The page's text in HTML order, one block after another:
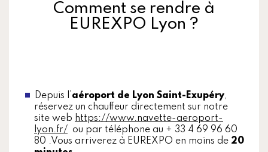
Comment se rendre à
EUREXPO Lyon ?
Depuis l’ aéroport de Lyon Saint-Exupéry,
réservez un chauffeur directement sur notre
site web https://www.navette-aeroport-
lyon.fr/ ou par téléphone au + 33 4 69 96 60
80 .Vous arriverez à EUREXPO en moins de 20